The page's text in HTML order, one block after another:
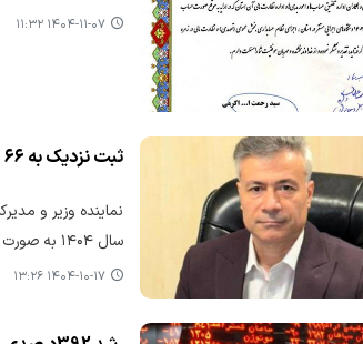
۱۴۰۴-۱۱-۰۷ ۱۱:۳۲
ثبت نزدیک به ۶۶ هزار فقره درخواست صدور مجوز کسب و کار در استان مازندران در نه ماهه سالجاری
سال ۱۴۰۴ به صورت الکترونیکی خبر داد.
۱۴۰۴-۱۰-۱۷ ۱۳:۲۶